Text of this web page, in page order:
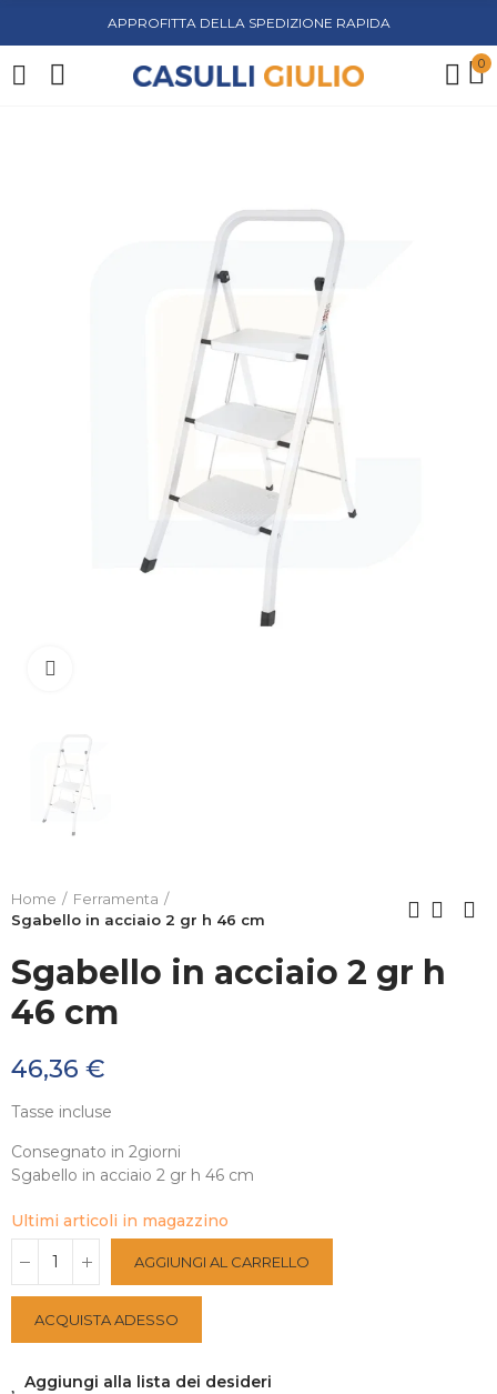
APPROFITTA DELLA SPEDIZIONE RAPIDA
0
Home
Ferramenta
Sgabello in acciaio 2 gr h 46 cm
Sgabello in acciaio 2 gr h
46 cm
46,36 €
Tasse incluse
Consegnato in 2giorni
Sgabello in acciaio 2 gr h 46 cm
Ultimi articoli in magazzino
AGGIUNGI AL CARRELLO
ACQUISTA ADESSO
Aggiungi alla lista dei desideri